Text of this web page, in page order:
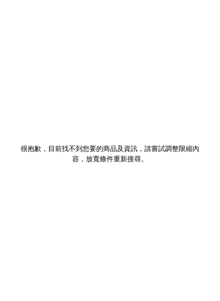
很抱歉，目前找不到您要的商品及資訊，請嘗試調整限縮內
容，放寬條件重新搜尋。